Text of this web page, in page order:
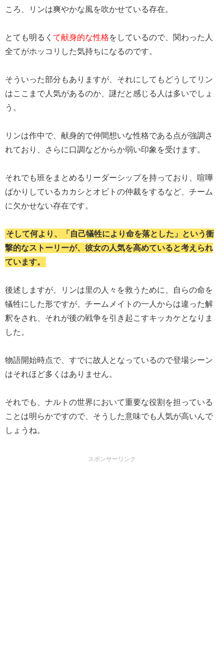
ころ、リンは爽やかな風を吹かせている存在。
とても明るく て献身的な性格をしているので、関わった人
全てがホッコリした気持ちになるのです。
そういった部分もありますが、それにしてもどうしてリン
はここまで人気があるのか、謎だと感じる人は多いでしょ
う。
リンは作中で、献身的で仲間想いな性格である点が強調さ
れており、さらに口調などからか弱い印象を受けます。
それでも班をまとめるリーダーシップを持っており、喧嘩
ばかりしているカカシとオビトの仲裁をするなど、チーム
に欠かせない存在です。
そして何より、「自己犠牲により命を落とした」という衝
撃的なストーリーが、彼女の人気を高めていると考えられ
ています。
後述しますが、リンは里の人々を救うために、自らの命を
犠牲にした形ですが、チームメイトの一人からは違った解
釈をされ、それが後の戦争を引き起こすキッカケとなりま
した。
物語開始時点で、すでに故人となっているので登場シーン
はそれほど多くはありません。
それでも、ナルトの世界において重要な役割を担っている
ことは明らかですので、そうした意味でも人気が高いんで
しょうね。
スポンサーリンク